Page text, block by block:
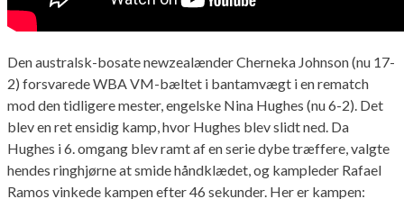
Den australsk-bosate newzealænder Cherneka Johnson (nu 17-
2) forsvarede WBA VM-bæltet i bantamvægt i en rematch
mod den tidligere mester, engelske Nina Hughes (nu 6-2). Det
blev en ret ensidig kamp, hvor Hughes blev slidt ned. Da
Hughes i 6. omgang blev ramt af en serie dybe træffere, valgte
hendes ringhjørne at smide håndklædet, og kampleder Rafael
Ramos vinkede kampen efter 46 sekunder. Her er kampen: